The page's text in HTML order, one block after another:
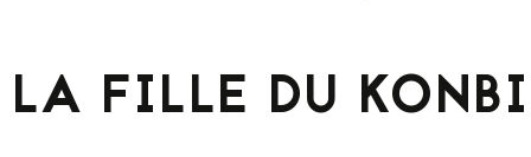
LA FILLE DU